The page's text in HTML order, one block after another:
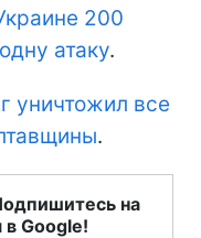
200
атаку.
уничтожил все
.
на
Google!